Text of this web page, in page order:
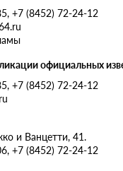
+7 (8452) 72-24-12
официальных
+7 (8452) 72-24-12
и Ванцетти, 41.
+7 (8452) 72-24-12